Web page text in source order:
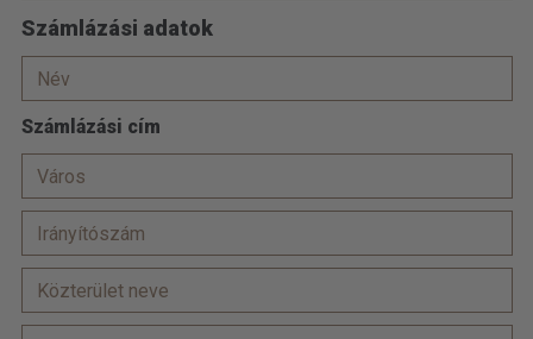
Számlázási adatok
Számlázási cím